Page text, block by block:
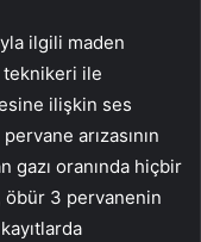
ilgili maden
teknikeri ile
ilişkin ses
arızasının
gazı oranında hiçbir
öbür 3 pervanenin